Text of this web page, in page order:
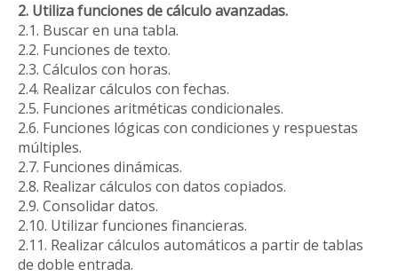
2. Utiliza funciones de cálculo avanzadas.
2.1. Buscar en una tabla.
2.2. Funciones de texto.
2.3. Cálculos con horas.
2.4. Realizar cálculos con fechas.
2.5. Funciones aritméticas condicionales.
2.6. Funciones lógicas con condiciones y respuestas
múltiples.
2.7. Funciones dinámicas.
2.8. Realizar cálculos con datos copiados.
2.9. Consolidar datos.
2.10. Utilizar funciones financieras.
2.11. Realizar cálculos automáticos a partir de tablas
de doble entrada.